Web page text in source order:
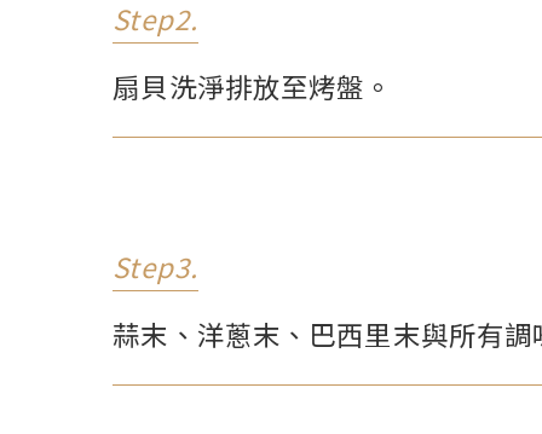
Step2.
扇貝洗淨排放至烤盤。
Step3.
蒜末、洋蔥末、巴西里末與所有調